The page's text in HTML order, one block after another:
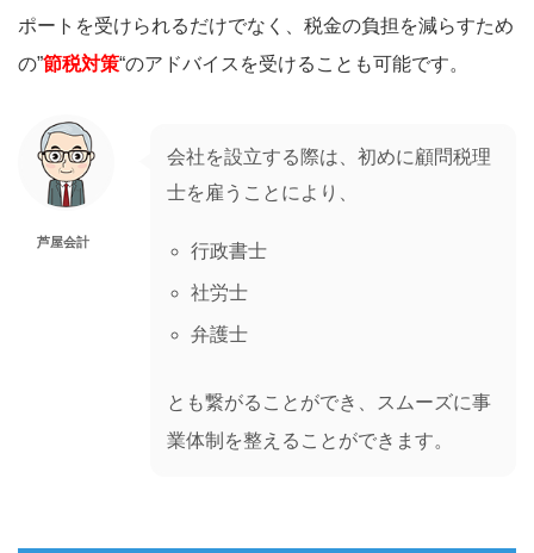
ポートを受けられるだけでなく、税金の負担を減らすため
の”節税対策“のアドバイスを受けることも可能です。
芦屋会計
会社を設立する際は、初めに顧問税理
士を雇うことにより、
行政書士
社労士
弁護士
とも繋がることができ、スムーズに事
業体制を整えることができます。